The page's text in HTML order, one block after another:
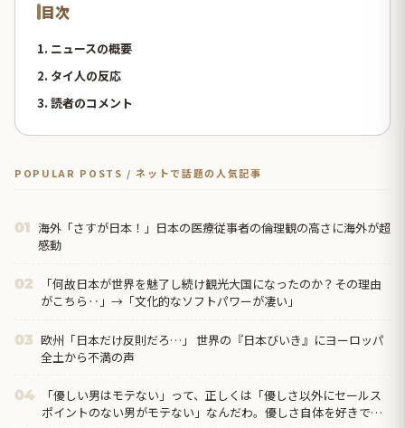
目次
1. ニュースの概要
2. タイ人の反応
3. 読者のコメント
POPULAR POSTS / ネットで話題の人気記事
01 海外「さすが日本！」日本の医療従事者の倫理観の高さに海外が超
感動
02
「何故日本が世界を魅了し続け観光大国になったのか？その理由
がこちら‥」→「文化的なソフトパワーが凄い」
03 欧州「日本だけ反則だろ…」 世界の『日本びいき』にヨーロッパ
全土から不満の声
04
「優しい男はモテない」って、正しくは「優しさ以外にセールス
ポイントのない男がモテない」なんだわ。優しさ自体を好きでは